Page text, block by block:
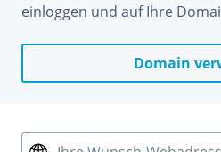
einloggen und auf Ihre
Domain